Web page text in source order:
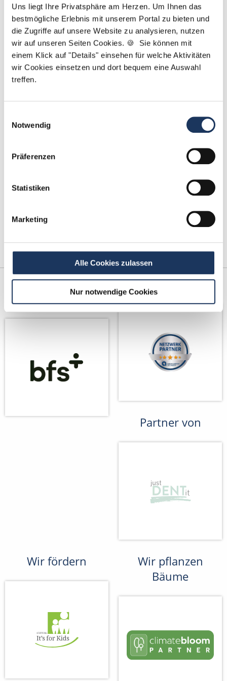
Uns liegt Ihre Privatsphäre am Herzen. Um Ihnen das
bestmögliche Erlebnis mit unserem Portal zu bieten und
die Zugriffe auf unsere Website zu analysieren, nutzen
wir auf unseren Seiten Cookies. 🍪 Sie können mit
einem Klick auf "Details" einsehen für welche Aktivitäten
wir Cookies einsetzen und dort bequem eine Auswahl
treffen.
Notwendig
Präferenzen
Statistiken
Marketing
Alle Cookies zulassen
Nur notwendige Cookies
PM haben. Gemeinsam finden wir die passende
Stelle für Sie. P.S.: Bei uns genügt Ihr Lebenslauf –
ein Anschreiben ist nicht erforderlich.
Jetzt zur kostenlosen Stellenanfrage
Fax: +49 (0) 521 / 911 730 41
Kooperations-
Partner
Netzwerk-Partner
Partner von
Wir fördern
Wir pflanzen
Bäume